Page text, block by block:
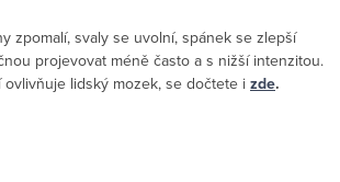
zpomalí, svaly se uvolní, spánek se zlepší
projevovat méně často a s nižší intenzitou.
ovlivňuje lidský mozek, se dočtete i zde.